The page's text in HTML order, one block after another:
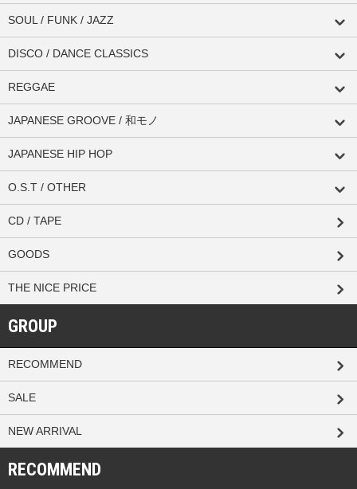
SOUL / FUNK / JAZZ
DISCO / DANCE CLASSICS
REGGAE
JAPANESE GROOVE / 和モノ
JAPANESE HIP HOP
O.S.T / OTHER
CD / TAPE
GOODS
THE NICE PRICE
GROUP
RECOMMEND
SALE
NEW ARRIVAL
RECOMMEND